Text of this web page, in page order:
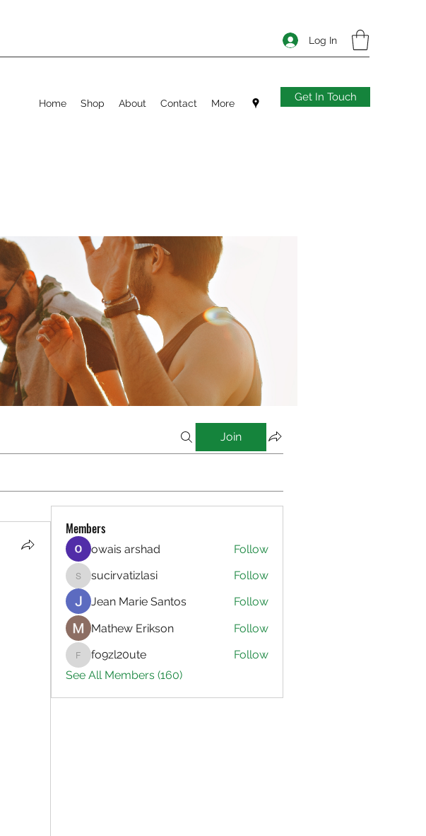
Log In
Home Shop About Contact More Get In Touch
Join
Members
owais arshad Follow
sucirvatizlasi
sucirvatizlasi
Follow
Jean Marie Santos
Follow
Mathew Erikson
Follow
fo9zl20ute
fo9zl20ute
Follow
See All Members (160)